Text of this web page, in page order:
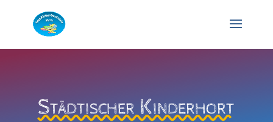
Städtischer Kinderhort